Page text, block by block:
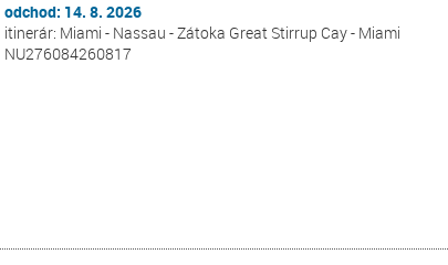
odchod: 14. 8. 2026
itinerár: Miami - Nassau - Zátoka Great Stirrup Cay - Miami
NU276084260817